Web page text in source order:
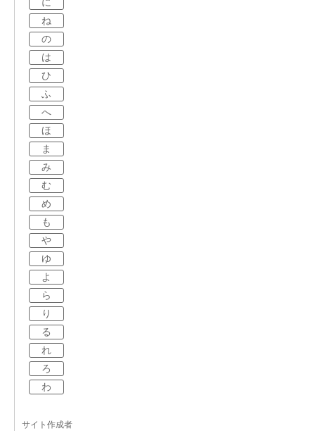
に
ね
の
は
ひ
ふ
へ
ほ
ま
み
む
め
も
や
ゆ
よ
ら
り
る
れ
ろ
わ
サイト作成者